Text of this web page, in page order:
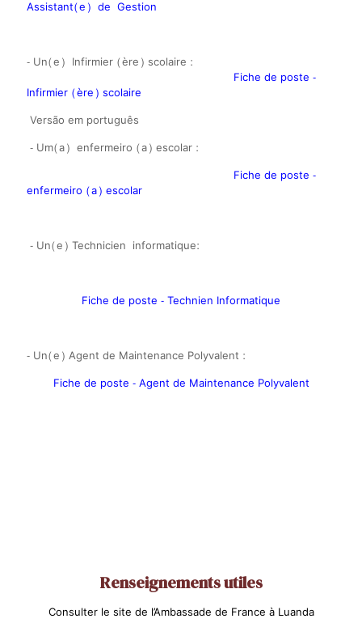
Assistant(e) de Gestion
- Un(e) Infirmier (ère) scolaire :
Fiche de poste -
Infirmier (ère) scolaire
Versão em português
- Um(a) enfermeiro (a) escolar :
Fiche de poste -
enfermeiro (a) escolar
- Un(e) Technicien informatique:
Fiche de poste - Technien Informatique
- Un(e) Agent de Maintenance Polyvalent :
Fiche de poste - Agent de Maintenance Polyvalent
Renseignements utiles
Consulter le site de l’Ambassade de France à Luanda